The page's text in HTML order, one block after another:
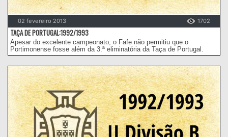
02 fevereiro 2013 1702
TAÇA DE PORTUGAL:1992/1993
Apesar do excelente campeonato, o Fafe não permitiu que o